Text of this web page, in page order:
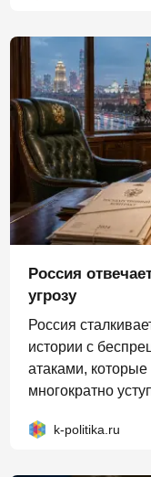
Россия
угрозу
Россия
истории с
атаками,
многократно
k-politika.ru